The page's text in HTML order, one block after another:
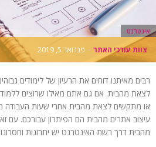
צוות עורכי האתר - פברואר 5, 2019
אינטרנט
רבים מאיתנו דוחים את הרעיון של לימודים
לצאת מהבית. אם גם אתם מאילו שרוצים
או מתקשים לצאת מהבית אחרי שעות העבודה
עיצוב אתרים מהבית הם הפיתרון עבורכם. עם
מהבית דרך רשת האינטרנט יש יתרונות